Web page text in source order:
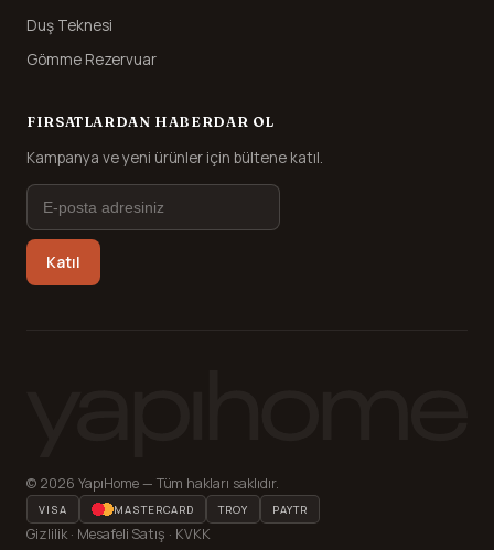
Duş Teknesi
Gömme Rezervuar
FIRSATLARDAN HABERDAR OL
Kampanya ve yeni ürünler için bültene katıl.
Katıl
© 2026 YapıHome — Tüm hakları saklıdır.
VISA MASTERCARD TROY PAYTR
Gizlilik · Mesafeli Satış · KVKK